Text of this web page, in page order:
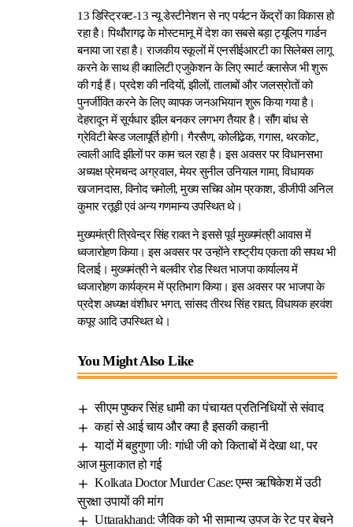
13 डिस्ट्रिक्ट-13 न्यू डेस्टीनेशन से नए पर्यटन केंद्रों का विकास हो
रहा है। पिथौरागढ़ के मोस्टमानू में देश का सबसे बड़ा ट्यूलिप गार्डन
बनाया जा रहा है। राजकीय स्कूलों में एनसीईआरटी का सिलेबस लागू
करने के साथ ही क्वालिटी एजुकेशन के लिए स्मार्ट क्लासेज भी शुरू
की गई हैं। प्रदेश की नदियों, झीलों, तालाबों और जलस्रोतों को
पुनर्जीवित करने के लिए व्यापक जनअभियान शुरू किया गया है।
देहरादून में सूर्यधार झील बनकर लगभग तैयार है। सौंग बांध से
ग्रेविटी बेस्ड जलापूर्ति होगी। गैरसैण, कोलीढे़क, गगास, थरकोट,
ल्वाली आदि झीलों पर काम चल रहा है। इस अवसर पर विधानसभा
अध्यक्ष प्रेमचन्द अग्रवाल, मेयर सुनील उनियाल गामा, विधायक
खजानदास, विनोद चमोली, मुख्य सचिव ओम प्रकाश, डीजीपी अनिल
कुमार रतूड़ी एवं अन्य गणमान्य उपस्थित थे।
मुख्यमंत्री त्रिवेन्द्र सिंह रावत ने इससे पूर्व मुख्यमंत्री आवास में
ध्वजारोहण किया। इस अवसर पर उन्होंने राष्ट्रीय एकता की सपथ भी
दिलाई। मुख्यमंत्री ने बलवीर रोड स्थित भाजपा कार्यालय में
ध्वजारोहण कार्यक्रम में प्रतिभाग किया। इस अवसर पर भाजपा के
प्रदेश अध्यक्ष वंशीधर भगत, सांसद तीरथ सिंह रावत, विधायक हरवंश
कपूर आदि उपस्थित थे।
You Might Also Like
सीएम पुष्कर सिंह धामी का पंचायत प्रतिनिधियों से संवाद
कहां से आई चाय और क्या है इसकी कहानी
यादों में बहुगुणा जीः गांधी जी को किताबों में देखा था, पर
आज मुलाकात हो गई
Kolkata Doctor Murder Case: एम्स ऋषिकेश में उठी
सुरक्षा उपायों की मांग
Uttarakhand: जैविक को भी सामान्य उपज के रेट पर बेचने